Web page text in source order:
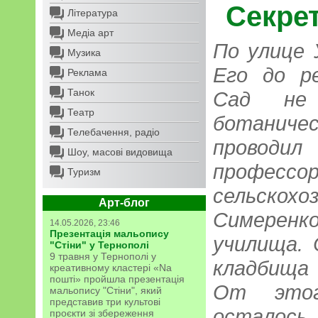
Література
Медіа арт
Музика
Реклама
Танок
Театр
Телебачення, радіо
Шоу, масові видовища
Туризм
Арт-блог
14.05.2026, 23:46
Презентація мальопису
"Стіни" у Тернополі
9 травня у Тернополі у
креативному кластері «Na
пошті» пройшла презентація
мальопису "Стіни", який
представив три культові
проєкти зі збереження
По улице
Его до
Сад не
училища.
От